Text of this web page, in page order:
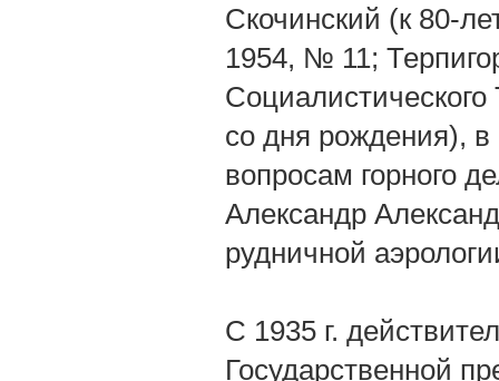
Скочинский (к 80-
1954, № 11;
со дня рождения),
вопросам горного
Александр
рудничной
С 1935 г.
Государственной